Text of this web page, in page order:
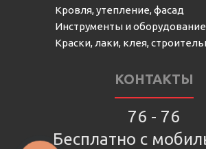
Кровля, утепление, фасад
Инструменты и оборудование
Краски, лаки, клея,
КОНТАКТЫ
76 - 76
Бесплатно с